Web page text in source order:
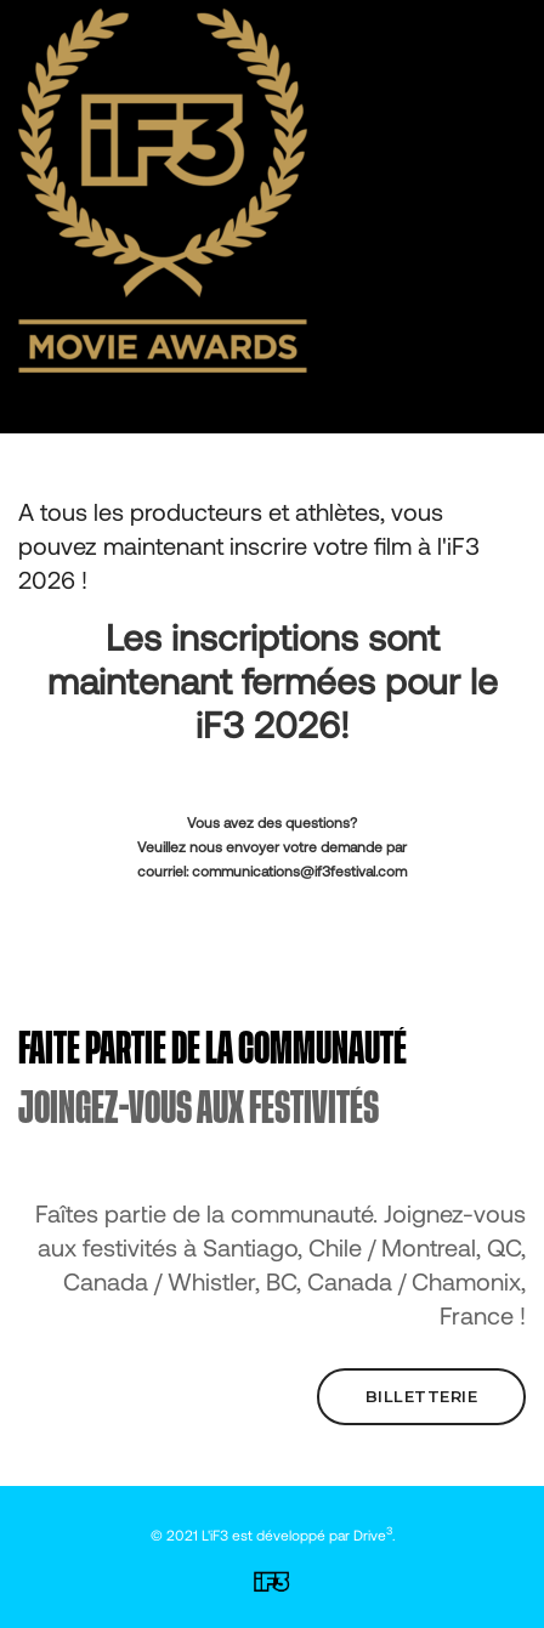
A tous les producteurs et athlètes, vous
pouvez maintenant inscrire votre film à l'iF3
2026 !
Les inscriptions sont
maintenant fermées pour le
iF3 2026!
Vous avez des questions?
Veuillez nous envoyer votre demande par
courriel:communications@if3festival.com
FAITE PARTIE DE LA COMMUNAUTÉ
JOINGEZ-VOUS AUX FESTIVITÉS
Faîtes partie de la communauté. Joignez-vous
aux festivités à Santiago, Chile / Montreal, QC,
Canada / Whistler, BC, Canada / Chamonix,
France !
BILLETTERIE
© 2021 L'iF3 est développé par Drive3.